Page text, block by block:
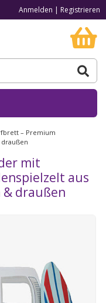
Anmelden | Registrieren
– Premium
mit
aus
& draußen